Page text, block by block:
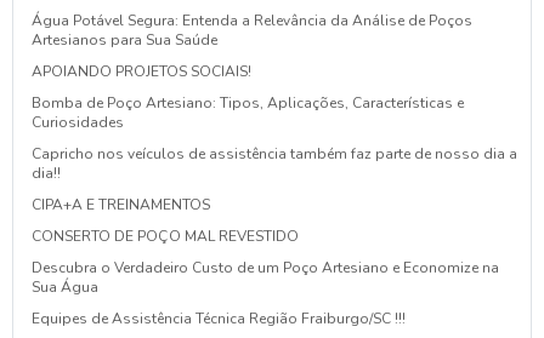
Água Potável Segura: Entenda a Relevância da Análise de Poços
Artesianos para Sua Saúde
APOIANDO PROJETOS SOCIAIS!
Bomba de Poço Artesiano: Tipos, Aplicações, Características e
Curiosidades
Capricho nos veículos de assistência também faz parte de nosso dia a
dia!!
CIPA+A E TREINAMENTOS
CONSERTO DE POÇO MAL REVESTIDO
Descubra o Verdadeiro Custo de um Poço Artesiano e Economize na
Sua Água
Equipes de Assistência Técnica Região Fraiburgo/SC !!!